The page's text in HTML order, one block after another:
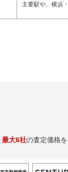
主要駅や、横浜
最大6社の査定価格